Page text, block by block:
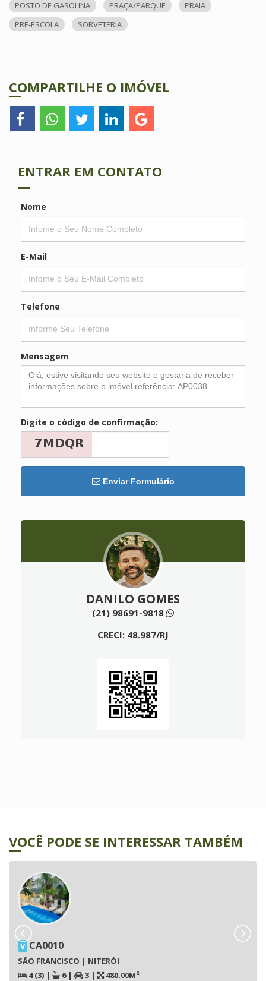
POSTO DE GASOLINA PRAÇA/PARQUE
PRAIA
PRÉ-ESCOLA
SORVETERIA
COMPARTILHE O IMÓVEL
ENTRAR EM CONTATO
Nome
E-Mail
Telefone
Mensagem
Digite o código de confirmação:
Enviar Formulário
DANILO GOMES
(21) 98691-9818
CRECI: 48.987/RJ
VOCÊ PODE SE INTERESSAR TAMBÉM
V CA0010
SÃO FRANCISCO | NITERÓI
4 (3) | 6 | 3 |
480.00M²